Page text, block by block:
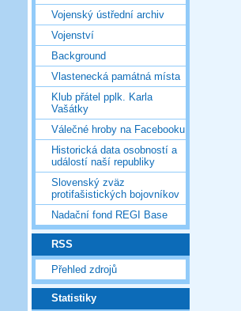
Vojenský ústřední archiv
Vojenství
Background
Vlastenecká památná místa
Klub přátel pplk. Karla
Vašátky
Válečné hroby na Facebooku
Historická data osobností a
událostí naší republiky
Slovenský zväz
protifašistických bojovníkov
Nadační fond REGI Base
RSS
Přehled zdrojů
Statistiky